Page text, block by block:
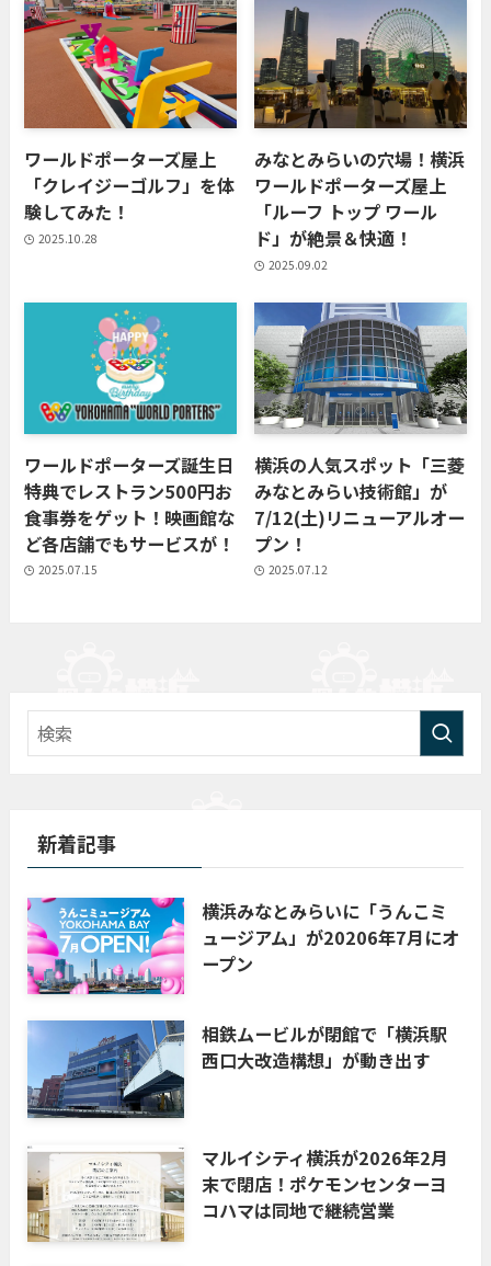
ワールドポーターズ屋上
「クレイジーゴルフ」を体
験してみた！
2025.10.28
みなとみらいの穴場！横浜
ワールドポーターズ屋上
「ルーフ トップ ワール
ド」が絶景＆快適！
2025.09.02
ワールドポーターズ誕生日
特典でレストラン500円お
食事券をゲット！映画館な
ど各店舗でもサービスが！
2025.07.15
横浜の人気スポット「三菱
みなとみらい技術館」が
7/12(土)リニューアルオー
プン！
2025.07.12
新着記事
横浜みなとみらいに「うんこミ
ュージアム」が20206年7月にオ
ープン
相鉄ムービルが閉館で「横浜駅
西口大改造構想」が動き出す
マルイシティ横浜が2026年2月
末で閉店！ポケモンセンターヨ
コハマは同地で継続営業